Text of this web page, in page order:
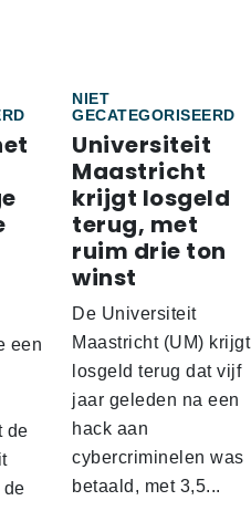
een
de
de
NIET
GECATEGORISEERD
Universiteit
Maastricht
krijgt losgeld
terug, met
ruim drie ton
winst
De Universiteit
Maastricht (UM) krijgt
losgeld terug dat vijf
jaar geleden na een
hack aan
cybercriminelen was
betaald, met 3,5...